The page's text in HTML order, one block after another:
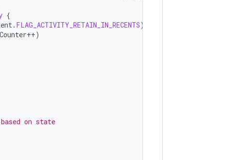
{
. FLAG_ACTIVITY_RETAIN_IN_RECENTS)
++)
based on state